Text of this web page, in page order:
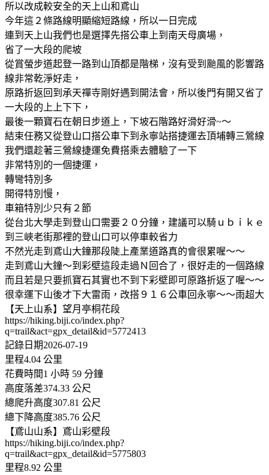
所以改成較安全的天上山和鳶山
今年這２條路線明顯縮短路線，所以一日完成
連到天上山我們也是選擇先搭公車上到南天母廣場，
省了一大段的爬坡
從賞螢步道起登一路到山頂都是階梯，沒有受到颱風的影響路
線非常乾淨好走，
原路折返回到承天禪寺剛好遇到開法會，所以後門有開又省了
一大段的上上下下，
最後一顆寶石在朝日步道上，下坡石階路好滑好滑~～
結束任務又從登山口搭公車下到永寧站搭捷運去頂埔轉三鶯線
我們還趁著三鶯線捷運免費搭乘去體驗了一下
非常特別的一個捷運，
轉彎特別多
開得特別慢，
車箱特別少只有２節
從台北大學走到登山口需要２０分鐘，建議可以騎ｕｂｉｋｅ
到三峽老街那裡的登山口可以停車較省力
不然光走到鳶山大鐘那段陡上產業道路真的會很累喔～～
走到鳶山大鐘～到彩壁這段走過Ｎ回合了，很好走的一個路線
而且若是只要抓寶石其實也不到下彩壁即可原路折返了喔～～
很幸運下山後才下大雷雨，改搭９１６公車回永寧～～雨超大
【天上山系】望月亭桐花段
https://hiking.biji.co/index.php?
q=trail&act=gpx_detail&id=5772413
記錄日期2026-07-19
里程4.04 公里
花費時間1 小時 59 分鐘
高度落差374.33 公尺
總爬升高度307.81 公尺
總下降高度385.76 公尺
【鳶山山系】鳶山彩壁段
https://hiking.biji.co/index.php?
q=trail&act=gpx_detail&id=5775803
里程8.92 公里